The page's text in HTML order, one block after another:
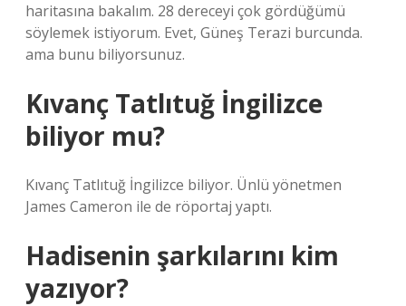
haritasına bakalım. 28 dereceyi çok gördüğümü
söylemek istiyorum. Evet, Güneş Terazi burcunda.
ama bunu biliyorsunuz.
Kıvanç Tatlıtuğ İngilizce
biliyor mu?
Kıvanç Tatlıtuğ İngilizce biliyor. Ünlü yönetmen
James Cameron ile de röportaj yaptı.
Hadisenin şarkılarını kim
yazıyor?